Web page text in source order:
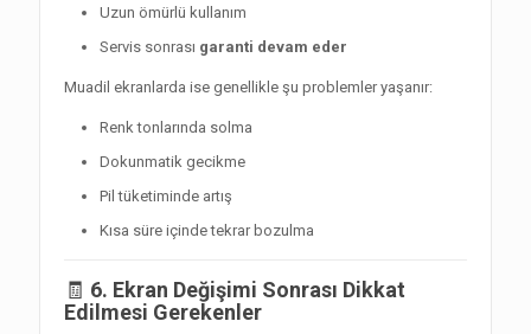
Uzun ömürlü kullanım
Servis sonrası garanti devam eder
Muadil ekranlarda ise genellikle şu problemler yaşanır:
Renk tonlarında solma
Dokunmatik gecikme
Pil tüketiminde artış
Kısa süre içinde tekrar bozulma
🧾 6. Ekran Değişimi Sonrası Dikkat
Edilmesi Gerekenler